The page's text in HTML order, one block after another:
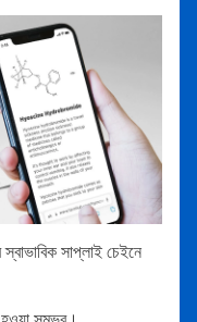
স্বাভাবিক সাপ্লাই চেইনে